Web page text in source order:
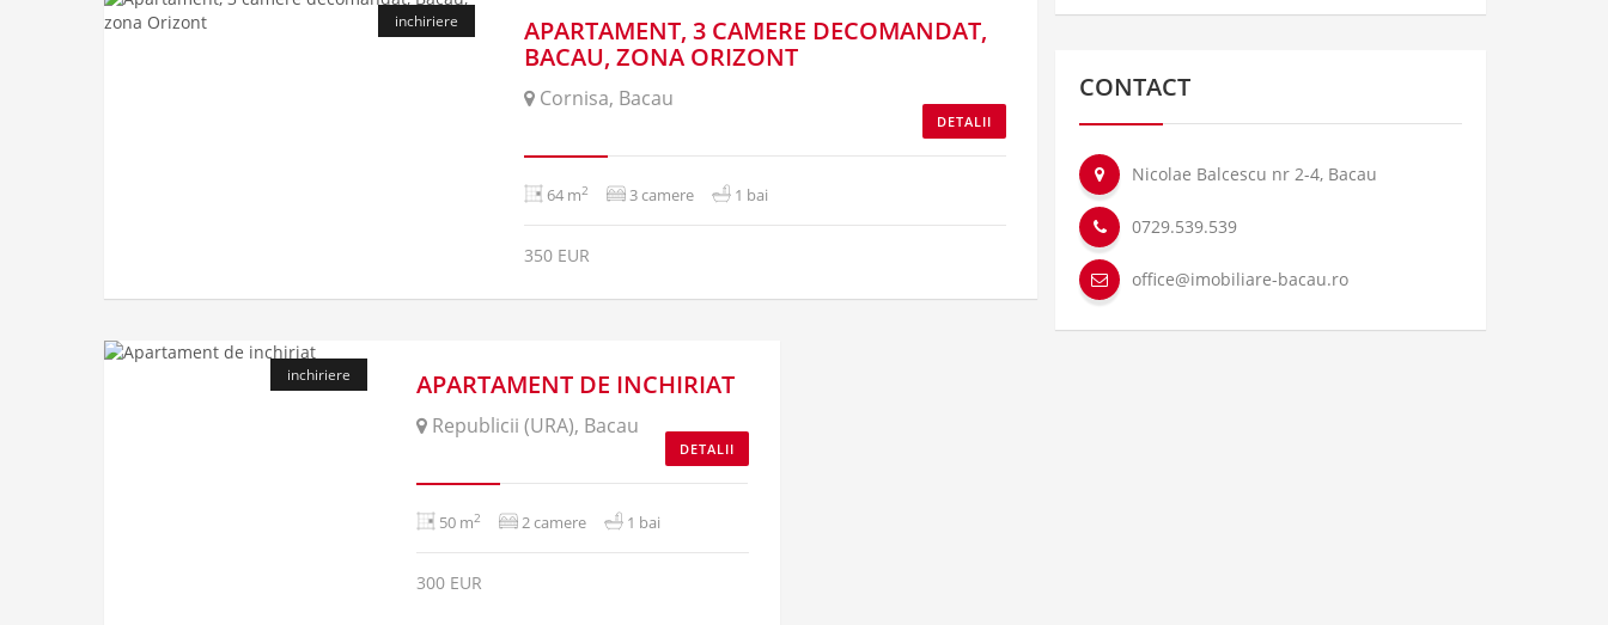
inchiriere
APARTAMENT, 3 CAMERE DECOMANDAT,
BACAU, ZONA ORIZONT
Cornisa, Bacau
DETALII
64 m2 3 camere 1 bai
350 EUR
inchiriere APARTAMENT DE INCHIRIAT
Republicii (URA), Bacau
DETALII
50 m2 2 camere 1 bai
300 EUR
CONTACT
Nicolae Balcescu nr 2-4, Bacau
0729.539.539
office@imobiliare-bacau.ro